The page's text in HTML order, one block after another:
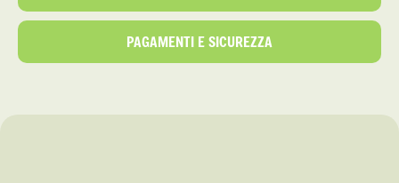
PAGAMENTI E SICUREZZA